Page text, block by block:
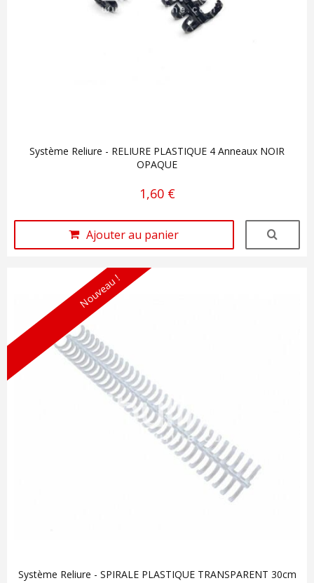
Système Reliure - RELIURE PLASTIQUE 4 Anneaux NOIR
OPAQUE
1,60 €
Ajouter au panier
Nouveau !
Système Reliure - SPIRALE PLASTIQUE TRANSPARENT 30cm